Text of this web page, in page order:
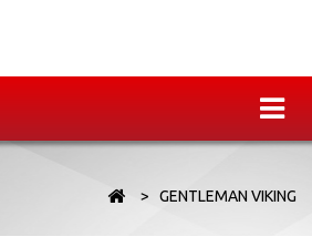
> GENTLEMAN VIKING